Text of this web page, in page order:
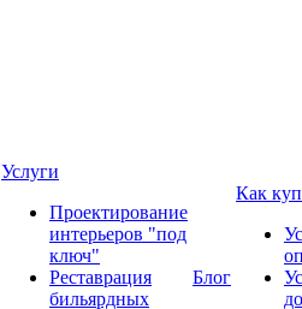
Услуги
Проектирование
интерьеров "под
ключ"
Реставрация
бильярдных
Блог
Как